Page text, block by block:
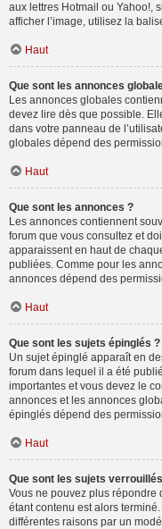
aux lettres Hotmail ou Yahoo!,
afficher l’image, utilisez la
Haut
Que sont les annonces
Les annonces globales
devez lire dès que possible.
dans votre panneau de
globales dépend des
Haut
Que sont les annonces ?
Les annonces contiennent
forum que vous consultez et
apparaissent en haut de
publiées. Comme pour les
annonces dépend des
Haut
Que sont les sujets épinglés ?
Un sujet épinglé apparaît en
forum dans lequel il a été
importantes et vous devez le
annonces et les annonces
épinglés dépend des
Haut
Que sont les sujets
Vous ne pouvez plus répondre
étant contenu est alors
différentes raisons par un